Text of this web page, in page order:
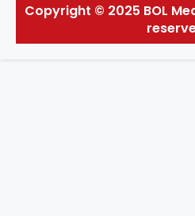
Copyright © 2025 BOL